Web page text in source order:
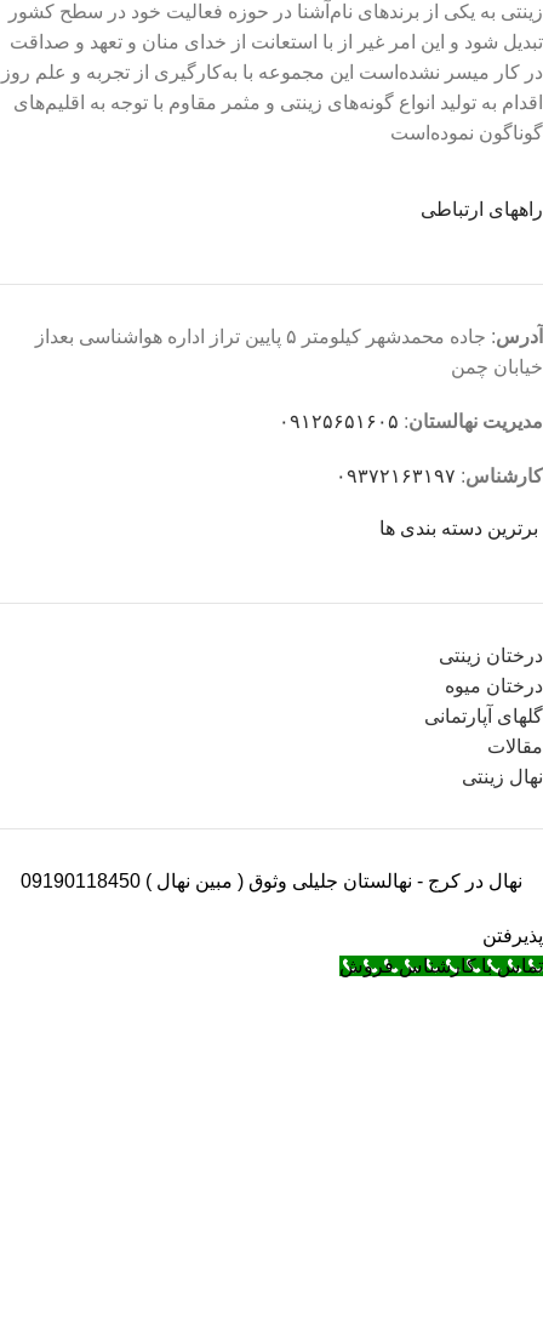
زینتی به یکی از برندهای نام‌آشنا در حوزه فعالیت خود در سطح کشور
تبدیل شود و این امر غیر از با استعانت از خدای منان و تعهد و صداقت
در کار میسر نشده‌است این مجموعه با به‌کارگیری از تجربه و علم روز
اقدام به تولید انواع گونه‌های زینتی و مثمر مقاوم با توجه به اقلیم‌های
گوناگون نموده‌است
راههای ارتباطی
آدرس
: جاده محمدشهر کیلومتر ۵ پایین تراز اداره هواشناسی بعداز
خیابان چمن
مدیریت نهالستان: ۰۹۱۲۵۶۵۱۶۰۵
کارشناس: ۰۹۳۷۲۱۶۳۱۹۷
برترین دسته بندی ها
درختان زینتی
درختان میوه
گلهای آپارتمانی
مقالات
نهال زینتی
نهال در کرج - نهالستان جلیلی وثوق ( مبین نهال ) 09190118450
پذیرفتن
تماس با کارشناس فروش